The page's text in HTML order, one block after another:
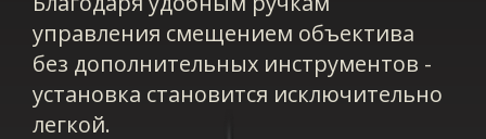
управления смещением объектива
без дополнительных инструментов -
установка становится исключительно
легкой.